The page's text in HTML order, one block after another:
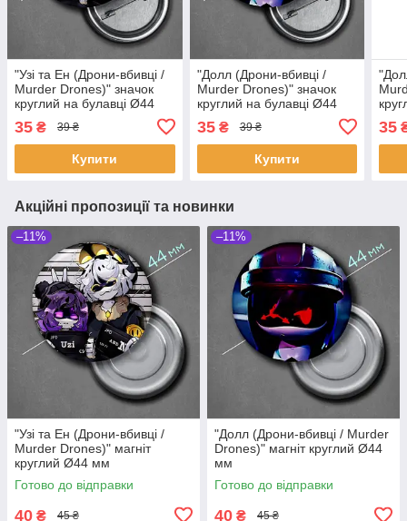
"Узі та Ен (Дрони-вбивці /
Murder Drones)" значок
круглий на булавці Ø44
35 ₴ 39 ₴
Купити
"Долл (Дрони-вбивці /
Murder Drones)" значок
круглий на булавці Ø44
35₴ 39 ₴
Купити
35
Акційні пропозиції та новинки
–11%
"Узі та Ен (Дрони-вбивці /
Murder Drones)" магніт
круглий Ø44 мм
Готово до відправки
40 ₴ 45 ₴
–11%
"Долл (Дрони-вбивці / Murder
Drones)" магніт круглий Ø44
мм
Готово до відправки
40 ₴ 45 ₴